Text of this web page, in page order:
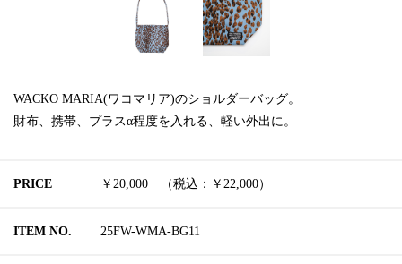
WACKO MARIA(ワコマリア)のショルダーバッグ。
財布、携帯、プラスα程度を入れる、軽い外出に。
PRICE ￥20,000 （税込：￥22,000）
ITEM NO. 25FW-WMA-BG11